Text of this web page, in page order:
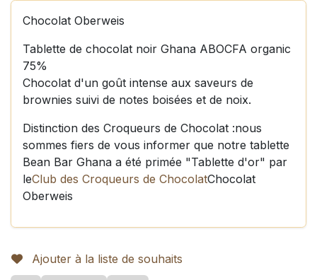
Chocolat Oberweis
Tablette de chocolat noir Ghana ABOCFA organic
75%
Chocolat d'un goût intense aux saveurs de
brownies suivi de notes boisées et de noix.
Distinction des Croqueurs de Chocolat :nous
sommes fiers de vous informer que notre tablette
Bean Bar Ghana a été primée "Tablette d'or" par
leClub des Croqueurs de ChocolatChocolat
Oberweis
Ajouter à la liste de souhaits